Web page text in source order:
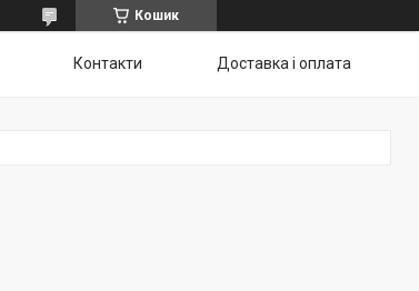
Кошик
Контакти Доставка і оплата